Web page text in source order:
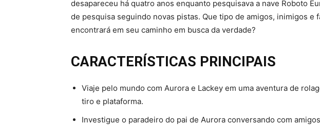
desapareceu há quatro anos enquanto pesquisava a nave Roboto
de pesquisa seguindo novas pistas. Que tipo de amigos, inimigos e
encontrará em seu caminho em busca da verdade?
CARACTERÍSTICAS PRINCIPAIS
Viaje pelo mundo com Aurora e Lackey em uma aventura de
tiro e plataforma.
Investigue o paradeiro do pai de Aurora conversando com